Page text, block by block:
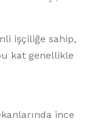
işçiliğe sahip,
kat genellikle
ince